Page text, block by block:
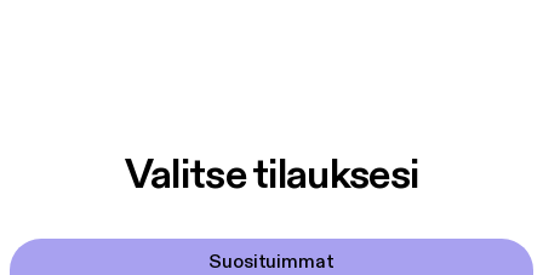
Valitse tilauksesi
Suosituimmat